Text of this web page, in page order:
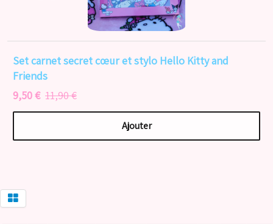
Set carnet secret cœur et stylo Hello Kitty and
Friends
9,50 € 11,90 €
Ajouter